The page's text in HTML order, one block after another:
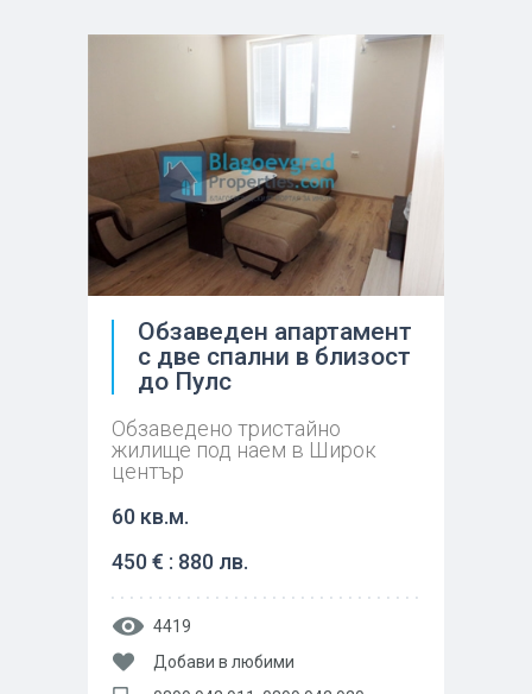
Обзаведен апартамент
с две спални в близост
до Пулс
Обзаведено тристайно
жилище под наем в Широк
център
60 кв.м.
450 € : 880 лв.
4419
Добави в любими